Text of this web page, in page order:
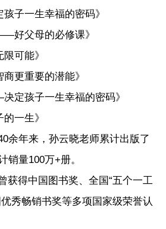
子一生幸福的密码》
父母的必修课》
可能》
更重要的潜能》
孩子一生幸福的密码》
一生》
年来，孙云晓老师累计出版了
销量100万+册。
得中国图书奖、全国“五个一工
秀畅销书奖等多项国家级荣誉认